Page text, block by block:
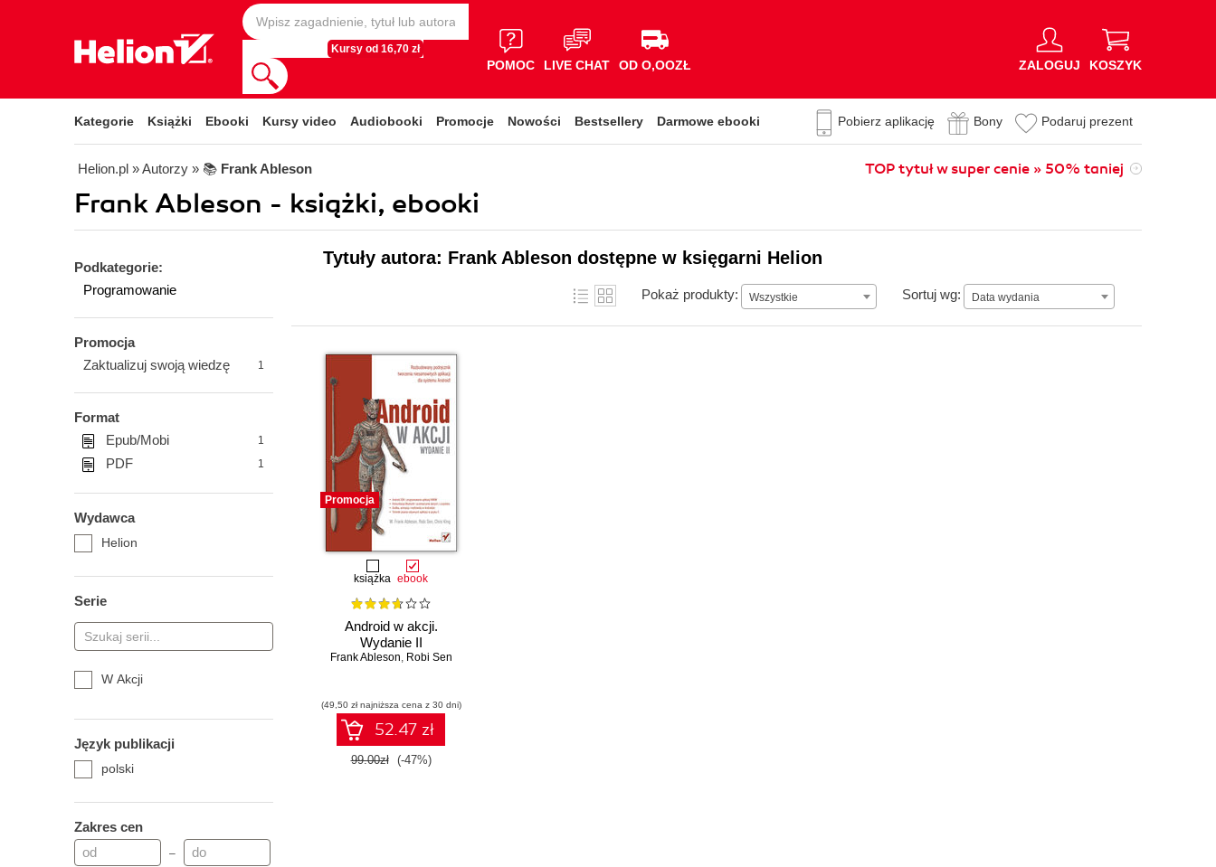
Kursy od 16,70 zł
POMOC LIVE CHAT OD O,OOZŁ ZALOGUJ KOSZYK
Kategorie Książki Ebooki Kursy video Audiobooki Promocje Nowości Bestsellery Darmowe ebooki Pobierz aplikację Bony Podaruj prezent
Helion.pl » Autorzy » 📚 Frank Ableson TOP tytuł w super cenie » 50% taniej
Frank Ableson - książki, ebooki
Podkategorie:
Programowanie
Promocja
Zaktualizuj swoją wiedzę
1
Format
Epub/Mobi
1
PDF 1
Wydawca
Helion
Serie
W Akcji
Język publikacji
polski
Zakres cen
–
Tytuły autora: Frank Ableson dostępne w księgarni Helion
Pokaż produkty: Wszystkie Sortuj wg: Data wydania
Data wydania
Promocja
książka ebook
Android w akcji.
Wydanie II
Frank Ableson, Robi Sen
(49,50 zł najniższa cena z 30 dni)
52.47 zł
99.00zł (-47%)